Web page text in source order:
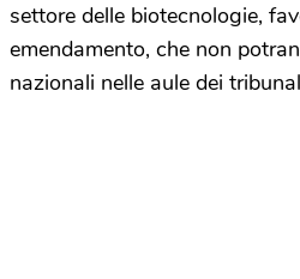
settore delle biotecnologie,
emendamento, che non
nazionali nelle aule dei